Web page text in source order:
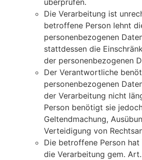
überprüfen.
Die Verarbeitung ist
betroffene Person lehnt
personenbezogenen
stattdessen die
der personenbezogenen
Der Verantwortliche
personenbezogenen
der Verarbeitung nicht
Person benötigt sie
Geltendmachung,
Verteidigung von
Die betroffene Person
die Verarbeitung gem.